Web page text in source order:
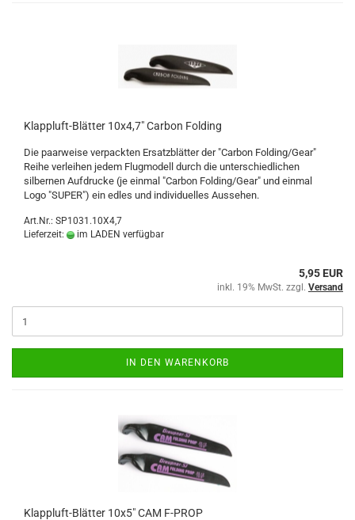
Klappluft-Blätter 10x4,7" Carbon Folding
Die paarweise verpackten Ersatzblätter der "Carbon Folding/Gear"
Reihe verleihen jedem Flugmodell durch die unterschiedlichen
silbernen Aufdrucke (je einmal "Carbon Folding/Gear" und einmal
Logo "SUPER") ein edles und individuelles Aussehen.
Art.Nr.: SP1031.10X4,7
Lieferzeit:
im LADEN verfügbar
5,95 EUR
inkl. 19% MwSt. zzgl. Versand
IN DEN WARENKORB
Klappluft-Blätter 10x5" CAM F-PROP